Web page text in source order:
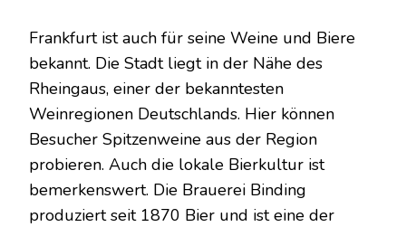
Frankfurt ist auch für seine Weine und Biere
bekannt. Die Stadt liegt in der Nähe des
Rheingaus, einer der bekanntesten
Weinregionen Deutschlands. Hier können
Besucher Spitzenweine aus der Region
probieren. Auch die lokale Bierkultur ist
bemerkenswert. Die Brauerei Binding
produziert seit 1870 Bier und ist eine der